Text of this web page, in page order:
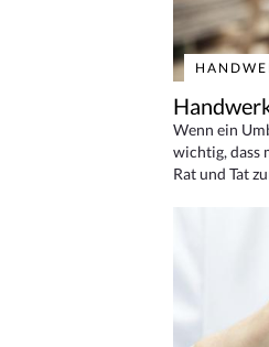
Wenn ein
wichtig, dass
Rat und Tat